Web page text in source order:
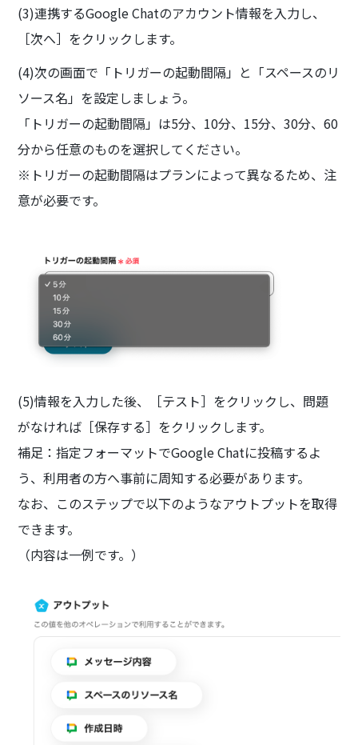
(3)連携するGoogle Chatのアカウント情報を入力し、
［次へ］をクリックします。
(4)次の画面で「トリガーの起動間隔」と「スペースのリ
ソース名」を設定しましょう。
「トリガーの起動間隔」は5分、10分、15分、30分、60
分から任意のものを選択してください。
※トリガーの起動間隔はプランによって異なるため、注
意が必要です。
(5)情報を入力した後、［テスト］をクリックし、問題
がなければ［保存する］をクリックします。
補足：指定フォーマットでGoogle Chatに投稿するよ
う、利用者の方へ事前に周知する必要があります。
なお、このステップで以下のようなアウトプットを取得
できます。
（内容は一例です。）